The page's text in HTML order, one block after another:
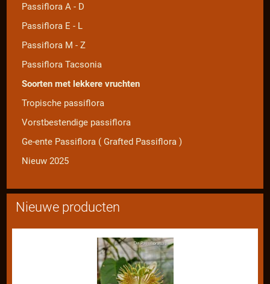
Passiflora A - D
Passiflora E - L
Passiflora M - Z
Passiflora Tacsonia
Soorten met lekkere vruchten
Tropische passiflora
Vorstbestendige passiflora
Ge-ente Passiflora ( Grafted Passiflora )
Nieuw 2025
Nieuwe producten